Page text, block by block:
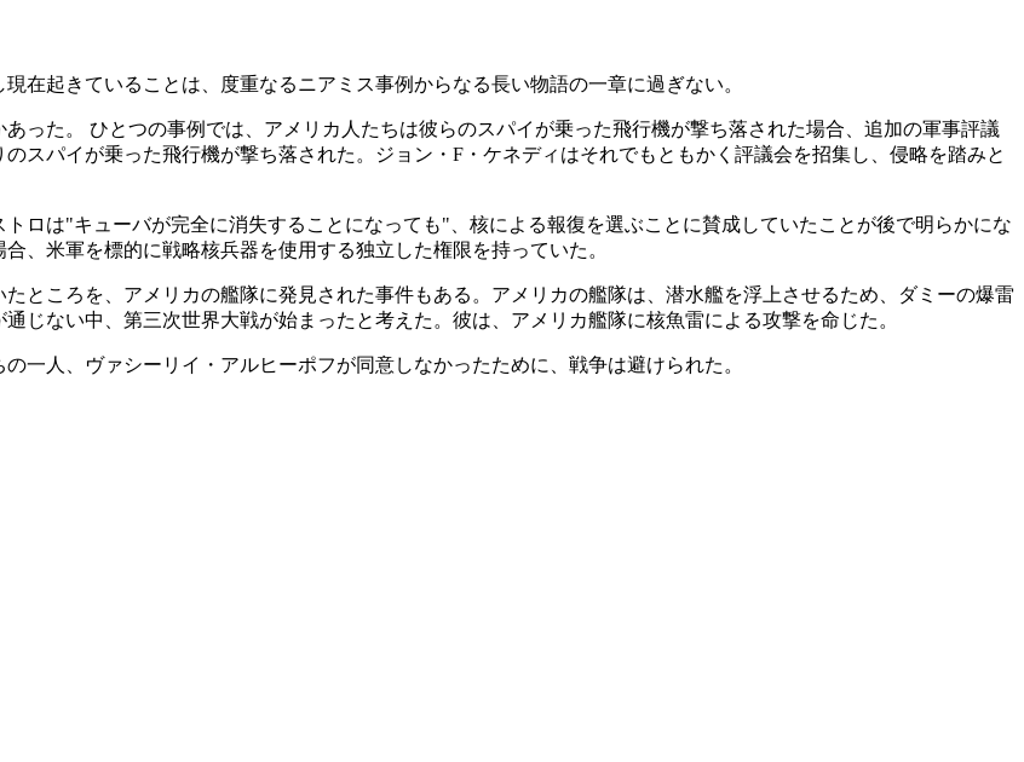
在起きていることは、度重なるニアミス事例からなる長い物語の一章に過ぎない。
った。 ひとつの事例では、アメリカ人たちは彼らのスパイが乗った飛行機が撃ち落された場合、追加の軍事評議
スパイが乗った飛行機が撃ち落された。ジョン・F・ケネディはそれでもともかく評議会を招集し、侵略を踏みと
トロは キューバが完全に消失することになっても
、核による報復を選ぶことに賛成していたことが後で明らかにな
、米軍を標的に戦略核兵器を使用する独立した権限を持っていた。
ところを、アメリカの艦隊に発見された事件もある。アメリカの艦隊は、潜水艦を浮上させるため、ダミーの爆雷
じない中、第三次世界大戦が始まったと考えた。彼は、アメリカ艦隊に核魚雷による攻撃を命じた。
一人、ヴァシーリイ・アルヒーポフが同意しなかったために、戦争は避けられた。